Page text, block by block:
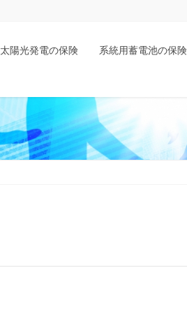
太陽光発電の保険 系統用蓄電池の保険